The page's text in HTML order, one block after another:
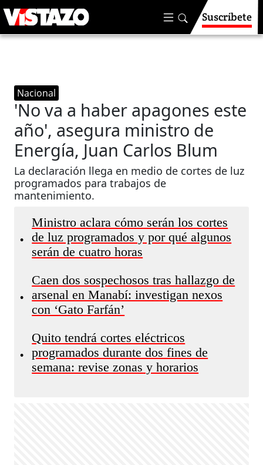
Suscríbete
Nacional
'No va a haber apagones este
año', asegura ministro de
Energía, Juan Carlos Blum
La declaración llega en medio de cortes de luz
programados para trabajos de
mantenimiento.
•
Ministro aclara cómo serán los cortes
de luz programados y por qué algunos
serán de cuatro horas
•
Caen dos sospechosos tras hallazgo de
arsenal en Manabí: investigan nexos
con ‘Gato Farfán’
•
Quito tendrá cortes eléctricos
programados durante dos fines de
semana: revise zonas y horarios